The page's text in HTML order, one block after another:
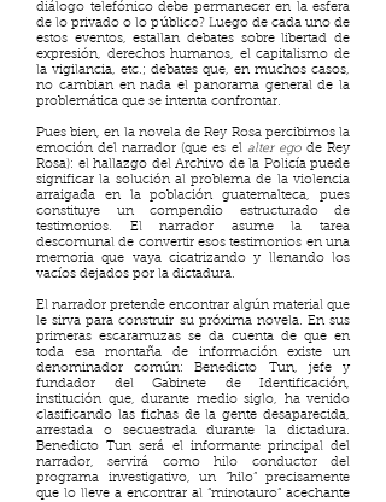
diálogo telefónico debe permanecer en la esfera
de lo privado o lo público? Luego de cada uno de
estos eventos, estallan debates sobre libertad de
expresión, derechos humanos, el capitalismo de
la vigilancia, etc.; debates que, en muchos casos,
no cambian en nada el panorama general de la
problemática que se intenta confrontar.
Pues bien, en la novela de Rey Rosa percibimos la
emoción del narrador (que es el alter ego de Rey
Rosa): el hallazgo del Archivo de la Policía puede
significar la solución al problema de la violencia
arraigada en la población guatemalteca, pues
constituye un compendio estructurado de
testimonios. El narrador asume la tarea
descomunal de convertir esos testimonios en una
memoria que vaya cicatrizando y llenando los
vacíos dejados por la dictadura.
El narrador pretende encontrar algún material que
le sirva para construir su próxima novela. En sus
primeras escaramuzas se da cuenta de que en
toda esa montaña de información existe un
denominador común: Benedicto Tun, jefe y
fundador del Gabinete de Identificación,
institución que, durante medio siglo, ha venido
clasificando las fichas de la gente desaparecida,
arrestada o secuestrada durante la dictadura.
Benedicto Tun será el informante principal del
narrador, servirá como hilo conductor del
programa investigativo, un “hilo” precisamente
que lo lleve a encontrar al “minotauro” acechante